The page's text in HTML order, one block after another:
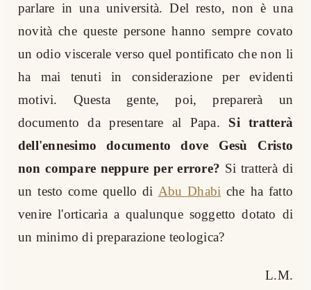
parlare in una università. Del resto, non è una
novità che queste persone hanno sempre covato
un odio viscerale verso quel pontificato che non li
ha mai tenuti in considerazione per evidenti
motivi. Questa gente, poi, preparerà un
documento da presentare al Papa. Si tratterà
dell'ennesimo documento dove Gesù Cristo
non compare neppure per errore? Si tratterà di
un testo come quello di Abu Dhabi che ha fatto
venire l'orticaria a qualunque soggetto dotato di
un minimo di preparazione teologica?
L.M.